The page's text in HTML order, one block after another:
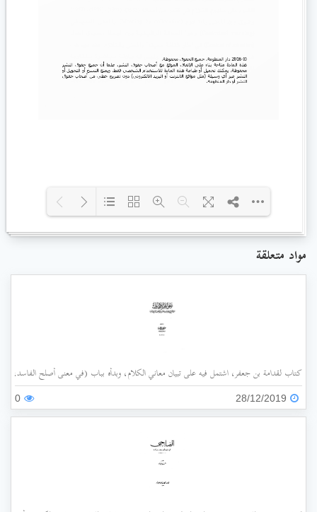
مواد متعلقة
كتاب لقدامة بن جعفر، اشتمل فيه على تبيان معاني الكلام، وبدأه بباب (في معنى أصلح
28/12/2019
0